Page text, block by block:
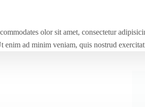
olor sit amet, consectetur
enim ad minim veniam, quis nostrud